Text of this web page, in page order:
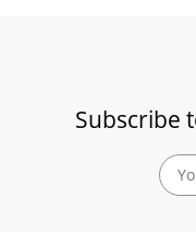
Subscribe